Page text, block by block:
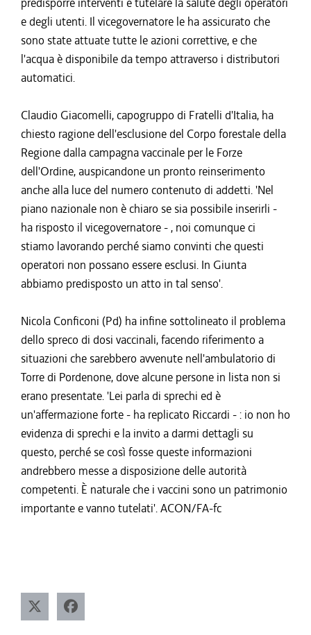
e degli utenti. Il vicegovernatore le ha assicurato che
sono state attuate tutte le azioni correttive, e che
l'acqua è disponibile da tempo attraverso i distributori
automatici.
Claudio Giacomelli, capogruppo di Fratelli d'Italia, ha
chiesto ragione dell'esclusione del Corpo forestale della
Regione dalla campagna vaccinale per le Forze
dell'Ordine, auspicandone un pronto reinserimento
anche alla luce del numero contenuto di addetti. 'Nel
piano nazionale non è chiaro se sia possibile inserirli -
ha risposto il vicegovernatore - , noi comunque ci
stiamo lavorando perché siamo convinti che questi
operatori non possano essere esclusi. In Giunta
abbiamo predisposto un atto in tal senso'.
Nicola Conficoni (Pd) ha infine sottolineato il problema
dello spreco di dosi vaccinali, facendo riferimento a
situazioni che sarebbero avvenute nell'ambulatorio di
Torre di Pordenone, dove alcune persone in lista non si
erano presentate. 'Lei parla di sprechi ed è
un'affermazione forte - ha replicato Riccardi - : io non ho
evidenza di sprechi e la invito a darmi dettagli su
questo, perché se così fosse queste informazioni
andrebbero messe a disposizione delle autorità
competenti. È naturale che i vaccini sono un patrimonio
importante e vanno tutelati'. ACON/FA-fc